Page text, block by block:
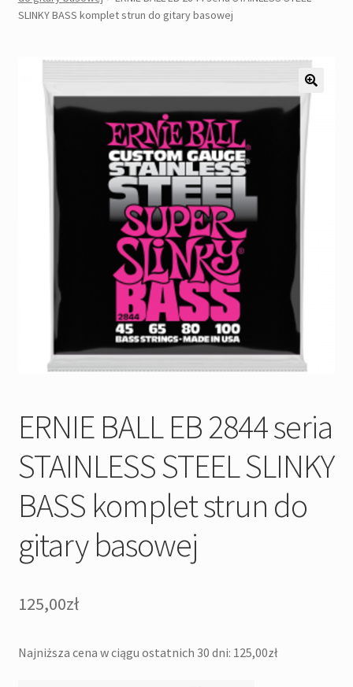
Pozostałe
SLINKY BASS komplet strun do gitary basowej
ERNIE BALL EB 2844 seria
STAINLESS STEEL SLINKY
BASS komplet strun do
gitary basowej
125,00zł
Najniższa cena w ciągu ostatnich 30 dni: 125,00zł